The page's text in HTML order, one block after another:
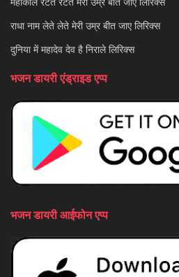
राधा नाम लेते लेते मेरी उम्र बीत जाए लिरिक्स
दुनिया में महादेव देव है निराले लिरिक्स
भजन डायरी एंड्राइड एप्प
भजन डायरी आईफोन एप्प